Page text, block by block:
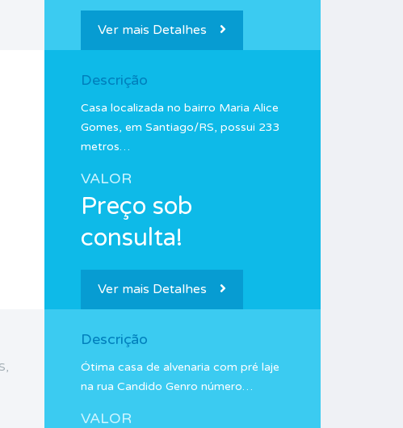
Ver mais Detalhes
Descrição
Casa localizada no bairro Maria Alice
Gomes, em Santiago/RS, possui 233
metros…
VALOR
Preço sob
consulta!
Ver mais Detalhes
Descrição
Ótima casa de alvenaria com pré laje
na rua Candido Genro número…
VALOR